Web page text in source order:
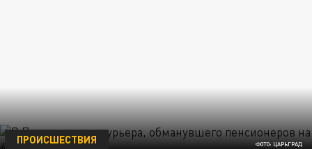
ФОТО: ЦАРЬГРАД
ПРОИСШЕСТВИЯ